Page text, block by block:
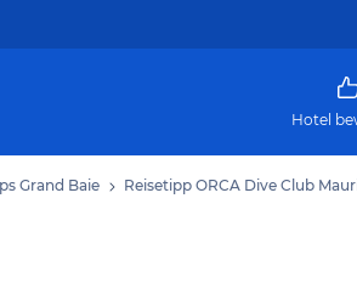
Hotel
Grand Baie Reisetipp ORCA Dive Club